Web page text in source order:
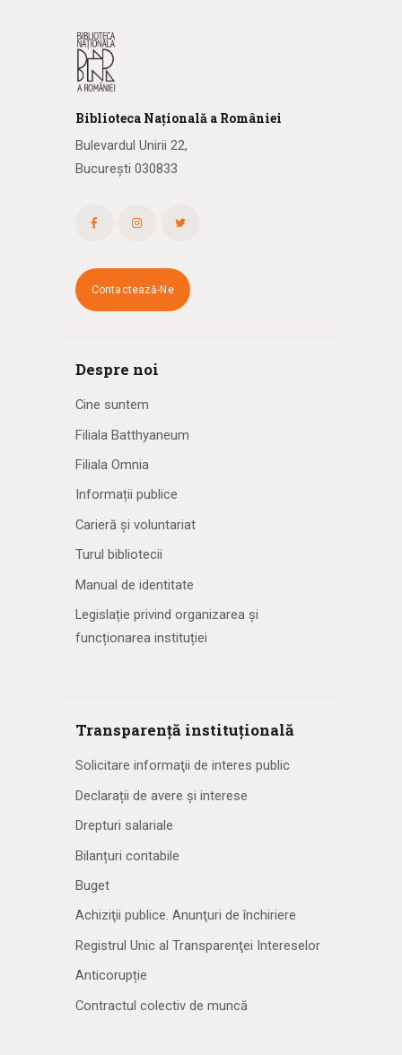
Biblioteca Națională a României
Bulevardul Unirii 22,
București 030833
Contactează-Ne
Despre noi
Cine suntem
Filiala Batthyaneum
Filiala Omnia
Informații publice
Carieră și voluntariat
Turul bibliotecii
Manual de identitate
Legislație privind organizarea și
funcționarea instituției
Transparență instituțională
Solicitare informaţii de interes public
Declarații de avere și interese
Drepturi salariale
Bilanțuri contabile
Buget
Achiziţii publice. Anunţuri de închiriere
Registrul Unic al Transparenţei Intereselor
Anticorupție
Contractul colectiv de muncă